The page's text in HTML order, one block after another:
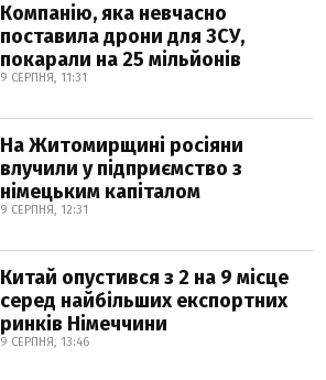
Компанію, яка невчасно
поставила дрони для ЗСУ,
покарали на 25 мільйонів
9 СЕРПНЯ, 11:31
На Житомирщині росіяни
влучили у підприємство з
німецьким капіталом
9 СЕРПНЯ, 12:31
Китай опустився з 2 на 9 місце
серед найбільших експортних
ринків Німеччини
9 СЕРПНЯ, 13:46